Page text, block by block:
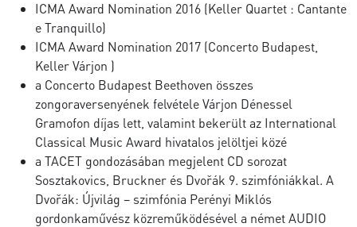
ICMA Award Nomination 2016 (Keller Quartet : Cantante
e Tranquillo)
ICMA Award Nomination 2017 (Concerto Budapest,
Keller Várjon )
a Concerto Budapest Beethoven összes
zongoraversenyének felvétele Várjon Dénessel
Gramofon díjas lett, valamint bekerült az International
Classical Music Award hivatalos jelöltjei közé
a TACET gondozásában megjelent CD sorozat
Sosztakovics, Bruckner és Dvořák 9. szimfóniákkal. A
Dvořák: Újvilág – szimfónia Perényi Miklós
gordonkaművész közreműködésével a német AUDIO